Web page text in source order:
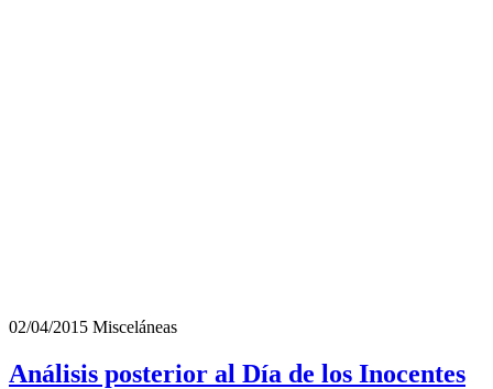
02/04/2015 Misceláneas
Análisis posterior al Día de los Inocentes